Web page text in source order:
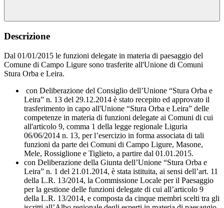
Descrizione
Dal 01/01/2015 le funzioni delegate in materia di paesaggio del
Comune di Campo Ligure sono trasferite all'Unione di Comuni
Stura Orba e Leira.
con Deliberazione del Consiglio dell’Unione “Stura Orba e
Leira” n. 13 del 29.12.2014 è stato recepito ed approvato il
trasferimento in capo all'Unione “Stura Orba e Leira” delle
competenze in materia di funzioni delegate ai Comuni di cui
all'articolo 9, comma 1 della legge regionale Liguria
06/06/2014 n. 13, per l’esercizio in forma associata di tali
funzioni da parte dei Comuni di Campo Ligure, Masone,
Mele, Rossiglione e Tiglieto, a partire dal 01.01.2015.
con Deliberazione della Giunta dell’Unione “Stura Orba e
Leira” n. 1 del 21.01.2014, è stata istituita, ai sensi dell’art. 11
della L.R. 13/2014, la Commissione Locale per il Paesaggio
per la gestione delle funzioni delegate di cui all’articolo 9
della L.R. 13/2014, e composta da cinque membri scelti tra gli